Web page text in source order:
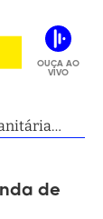
OUÇA AO
VIVO
de